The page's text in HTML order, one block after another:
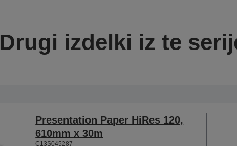
Drugi izdelki iz te
Presentation Paper HiRes 120,
610mm x 30m
C13S045287